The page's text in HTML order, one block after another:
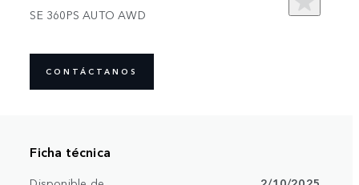
SE 360PS AUTO AWD
CONTÁCTANOS
Ficha técnica